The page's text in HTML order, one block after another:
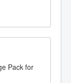
Pack for